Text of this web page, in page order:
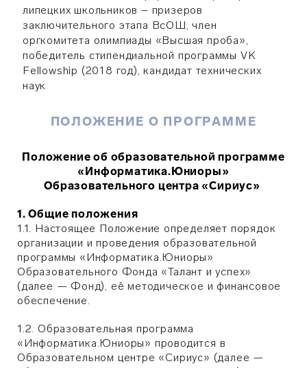
липецких школьников − призеров
заключительного этапа ВсОШ, член
оргкомитета олимпиады «Высшая проба»,
победитель стипендиальной программы VK
Fellowship (2018 год), кандидат технических
наук
ПОЛОЖЕНИЕ О ПРОГРАММЕ
Положение об образовательной программе
«Информатика.Юниоры»
Образовательного центра «Сириус»
1. Общие положения
1.1. Настоящее Положение определяет порядок
организации и проведения образовательной
программы «Информатика.Юниоры»
Образовательного Фонда «Талант и успех»
(далее — Фонд), её методическое и финансовое
обеспечение.
1.2. Образовательная программа
«Информатика.Юниоры» проводится в
Образовательном центре «Сириус» (далее —